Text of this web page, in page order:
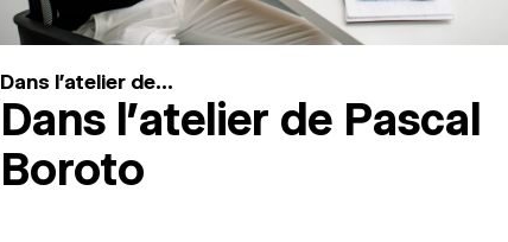
Dans l'atelier de...
Dans l’atelier de Pascal
Boroto